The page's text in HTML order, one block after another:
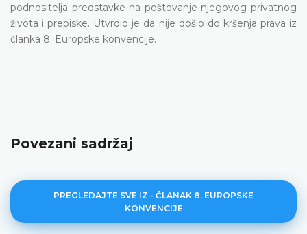
podnositelja predstavke na poštovanje njegovog privatnog
života i prepiske. Utvrdio je da nije došlo do kršenja prava iz
članka 8. Europske konvencije.
Povezani sadržaj
PREGLEDAJTE SVE IZ - ČLANAK 8. EUROPSKE
KONVENCIJE